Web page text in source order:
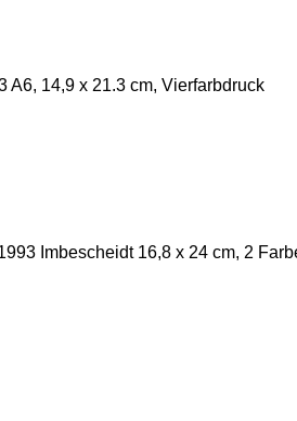
A6, 14,9 x 21.3 cm, Vierfarbdruck
Imbescheidt 16,8 x 24 cm, 2